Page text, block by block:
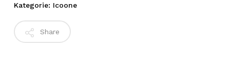
Kategorie: Icoone
Share